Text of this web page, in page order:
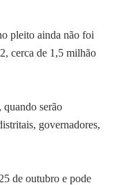
pleito ainda não foi
cerca de 1,5 milhão
serão
governadores,
de outubro e pode